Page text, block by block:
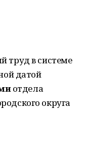
труд в системе
датой
отдела
округа